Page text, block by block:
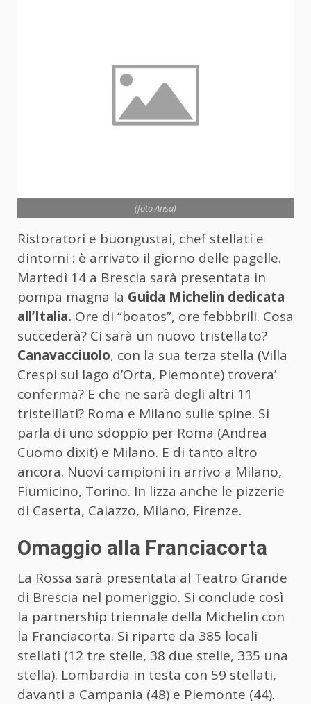
(foto Ansa)
Ristoratori e buongustai, chef stellati e
dintorni : è arrivato il giorno delle pagelle.
Martedì 14 a Brescia sarà presentata in
pompa magna la Guida Michelin dedicata
all’Italia. Ore di “boatos”, ore febbbrili. Cosa
succederà? Ci sarà un nuovo tristellato?
Canavacciuolo, con la sua terza stella (Villa
Crespi sul lago d’Orta, Piemonte) trovera’
conferma? E che ne sarà degli altri 11
tristelllati? Roma e Milano sulle spine. Si
parla di uno sdoppio per Roma (Andrea
Cuomo dixit) e Milano. E di tanto altro
ancora. Nuovi campioni in arrivo a Milano,
Fiumicino, Torino. In lizza anche le pizzerie
di Caserta, Caiazzo, Milano, Firenze.
Omaggio alla Franciacorta
La Rossa sarà presentata al Teatro Grande
di Brescia nel pomeriggio. Si conclude così
la partnership triennale della Michelin con
la Franciacorta. Si riparte da 385 locali
stellati (12 tre stelle, 38 due stelle, 335 una
stella). Lombardia in testa con 59 stellati,
davanti a Campania (48) e Piemonte (44).